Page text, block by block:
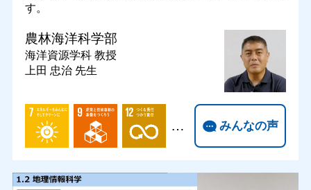
す。
農林海洋科学部
海洋資源学科 教授
上田 忠治 先生
… みんなの声